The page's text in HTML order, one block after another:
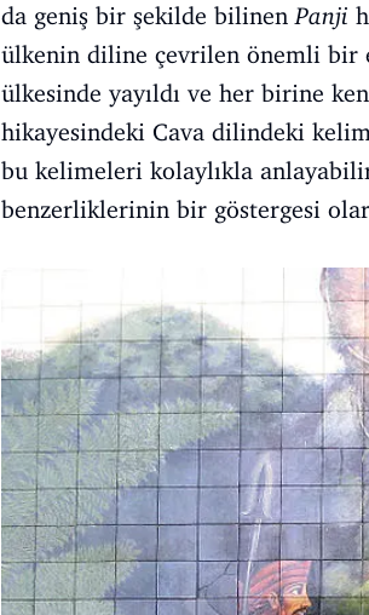
da geniş bir şekilde bilinenPanji
ülkenin diline çevrilen önemli bir
ülkesinde yayıldı ve her birine
hikayesindeki Cava dilindeki
bu kelimeleri kolaylıkla
benzerliklerinin bir göstergesi